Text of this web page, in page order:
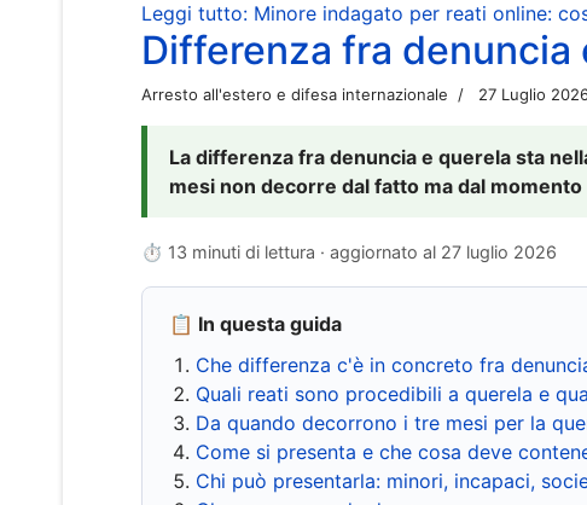
Leggi tutto: Minore indagato per reati online:
Differenza fra denuncia
Arresto all'estero e difesa internazionale 27 Luglio
La differenza fra denuncia e querela sta
mesi non decorre dal fatto ma dal
⏱ 13 minuti di lettura · aggiornato al 27 luglio 2026
📋 In questa guida
Che differenza c'è in concreto fra
Quali reati sono procedibili a querela e
Da quando decorrono i tre mesi per la
Come si presenta e che cosa deve
Chi può presentarla: minori, incapaci,